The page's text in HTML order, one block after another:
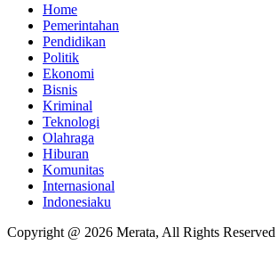
Home
Pemerintahan
Pendidikan
Politik
Ekonomi
Bisnis
Kriminal
Teknologi
Olahraga
Hiburan
Komunitas
Internasional
Indonesiaku
Copyright @ 2026 Merata, All Rights Reserved